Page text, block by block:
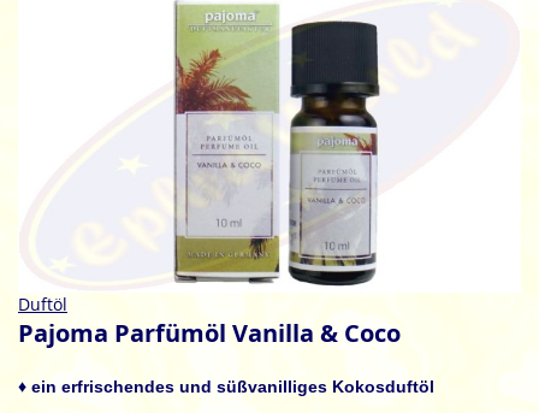
Zum
Anfang
Bildgalerie
springen
Duftöl
Pajoma Parfümöl Vanilla & Coco
♦ ein erfrischendes und süßvanilliges Kokosduftöl